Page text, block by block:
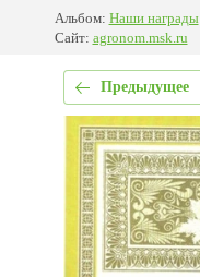
Альбом: Наши награды
Сайт: agronom.msk.ru
Предыдущее